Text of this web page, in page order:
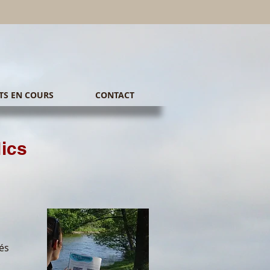
EN COURS CONTACT